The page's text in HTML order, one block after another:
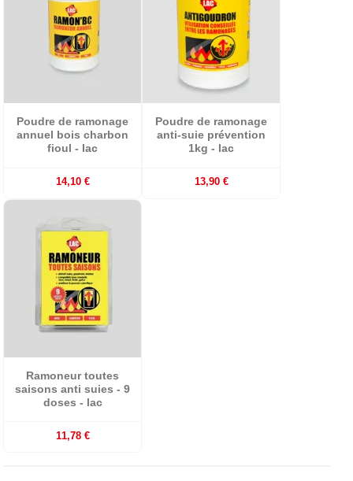
Poudre de ramonage
annuel bois charbon
fioul - lac
14,10 €
Poudre de ramonage
anti-suie prévention
1kg - lac
13,90 €
Ramoneur toutes
saisons anti suies - 9
doses - lac
11,78 €